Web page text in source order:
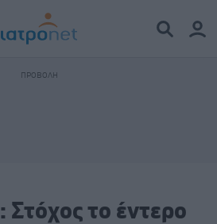
Στόχος το έντερο